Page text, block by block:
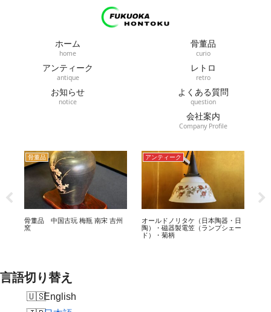
ホーム
home
骨董品
curio
アンティーク
antique
レトロ
retro
お知らせ
notice
よくある質問
question
会社案内
Company Profile
骨董品
骨董品 中国古玩 梅瓶 南宋 吉州
アンティーク
オールドノリタケ（日本陶器・日
陶）・磁器製電笠（ランプシェー
ド）・菊柄
言語切り替え
English